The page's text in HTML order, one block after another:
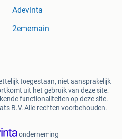
Adevinta
2ememain
toegestaan, niet aansprakelijk
uit het gebruik van deze site,
functionaliteiten op deze site.
B.V. Alle rechten voorbehouden.
onderneming